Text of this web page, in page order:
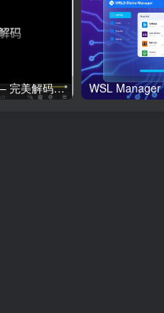
Windows播放软件 – 完美解码(更新20260123) WSL Manager